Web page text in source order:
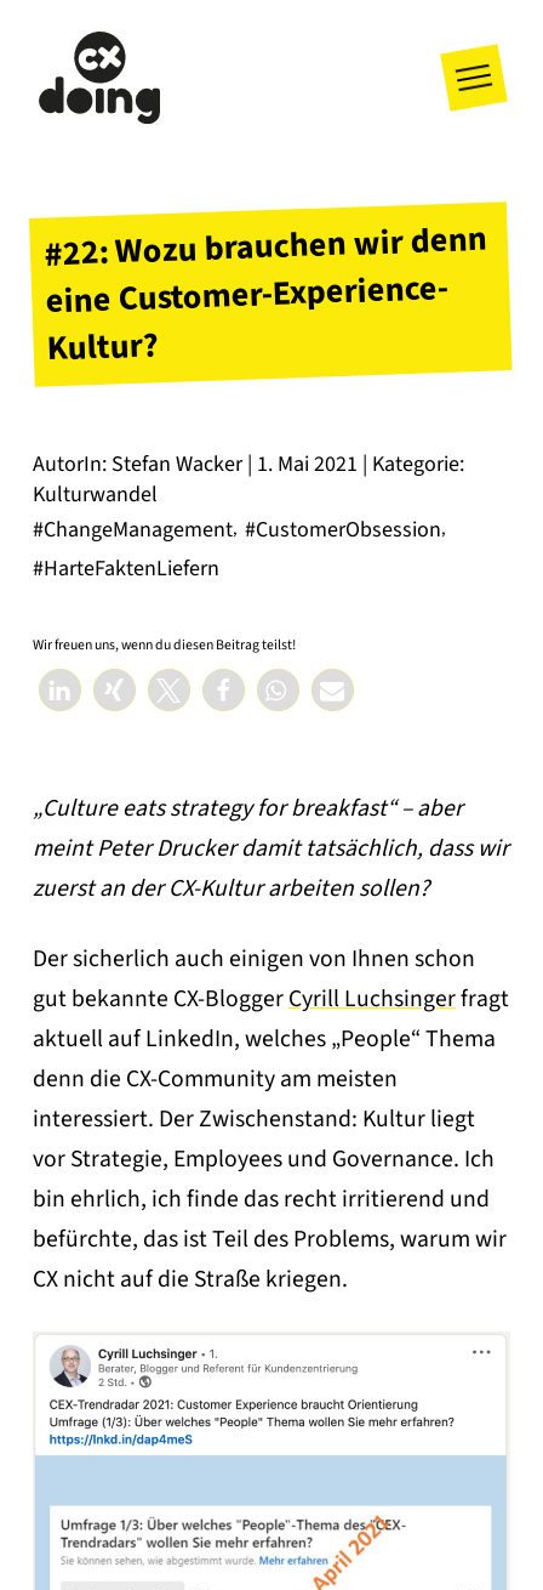
#22: Wozu brauchen wir denn
eine Customer-Experience-
Kultur?
AutorIn: Stefan Wacker | 1. Mai 2021 | Kategorie:
Kulturwandel
#ChangeManagement, #CustomerObsession,
#HarteFaktenLiefern
Wir freuen uns, wenn du diesen Beitrag teilst!
„Culture eats strategy for breakfast“ – aber
meint Peter Drucker damit tatsächlich, dass wir
zuerst an der CX-Kultur arbeiten sollen?
Der sicherlich auch einigen von Ihnen schon
gut bekannte CX-BloggerCyrill Luchsingerfragt
aktuell auf LinkedIn, welches „People“ Thema
denn die CX-Community am meisten
interessiert. Der Zwischenstand: Kultur liegt
vor Strategie, Employees und Governance. Ich
bin ehrlich, ich finde das recht irritierend und
befürchte, das ist Teil des Problems, warum wir
CX nicht auf die Straße kriegen.